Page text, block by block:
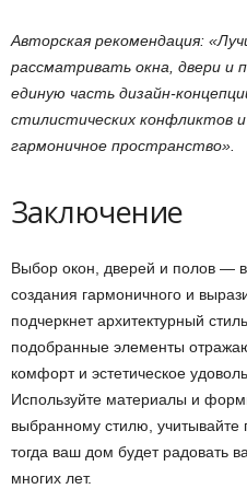
Авторская рекомендация:
рассматривать окна, двери и
единую часть дизайн-
стилистических конфликтов
гармоничное пространство».
Заключение
Выбор окон, дверей и полов —
создания гармоничного и
подчеркнет архитектурный
подобранные элементы
комфорт и эстетическое
Используйте материалы и
выбранному стилю, учитывайте
тогда ваш дом будет радовать
многих лет.